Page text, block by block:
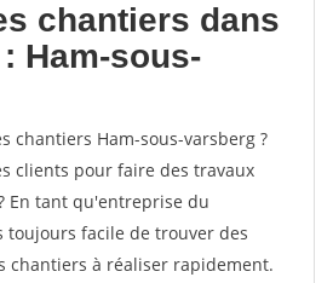
chantiers dans
Ham-sous-
chantiers Ham-sous-varsberg ?
clients pour faire des travaux
En tant qu'entreprise du
toujours facile de trouver des
chantiers à réaliser rapidement.